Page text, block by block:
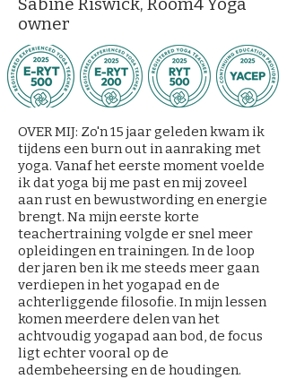
owner
OVER MIJ: Zo'n 15 jaar geleden kwam ik
tijdens een burn out in aanraking met
yoga. Vanaf het eerste moment voelde
ik dat yoga bij me past en mij zoveel
aan rust en bewustwording en energie
brengt. Na mijn eerste korte
teachertraining volgde er snel meer
opleidingen en trainingen. In de loop
der jaren ben ik me steeds meer gaan
verdiepen in het yogapad en de
achterliggende filosofie. In mijn lessen
komen meerdere delen van het
achtvoudig yogapad aan bod, de focus
ligt echter vooral op de
adembeheersing en de houdingen.